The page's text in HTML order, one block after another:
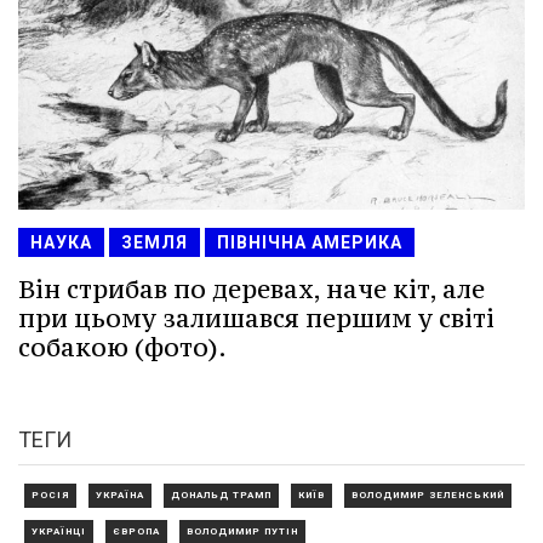
НАУКА ЗЕМЛЯ ПІВНІЧНА АМЕРИКА
Він стрибав по деревах, наче кіт, але
при цьому залишався першим у світі
собакою (фото).
ТЕГИ
РОСІЯ УКРАЇНА ДОНАЛЬД ТРАМП КИЇВ ВОЛОДИМИР ЗЕЛЕНСЬКИЙ
УКРАЇНЦІ ЄВРОПА ВОЛОДИМИР ПУТІН